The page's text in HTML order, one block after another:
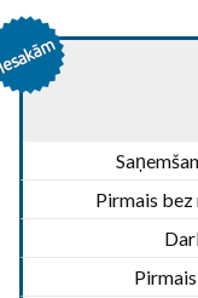
Pirmais bez